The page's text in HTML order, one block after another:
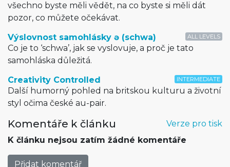
všechno byste měli vědět, na co byste si měli dát
pozor, co můžete očekávat.
ALL LEVELS
Výslovnost samohlásky ə (schwa)
Co je to ‘schwa’, jak se vyslovuje, a proč je tato
samohláska důležitá.
INTERMEDIATE
Creativity Controlled
Další humorný pohled na britskou kulturu a životní
styl očima české au-pair.
Verze pro tisk
Komentáře k článku
K článku nejsou zatím žádné komentáře
Přidat komentář